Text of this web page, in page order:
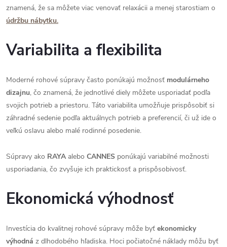
znamená, že sa môžete viac venovať relaxácii a menej starostiam o
údržbu nábytku​.
Variabilita a flexibilita
Moderné rohové súpravy často ponúkajú možnosť modulárneho
dizajnu, čo znamená, že jednotlivé diely môžete usporiadať podľa
svojich potrieb a priestoru. Táto variabilita umožňuje prispôsobiť si
záhradné sedenie podľa aktuálnych potrieb a preferencií, či už ide o
veľkú oslavu alebo malé rodinné posedenie.
Súpravy ako RAYAalebo CANNES ponúkajú variabilné možnosti
usporiadania, čo zvyšuje ich praktickosť a prispôsobivosť.
Ekonomická výhodnosť
Investícia do kvalitnej rohové súpravy môže byť ekonomicky
výhodná z dlhodobého hľadiska. Hoci počiatočné náklady môžu byť